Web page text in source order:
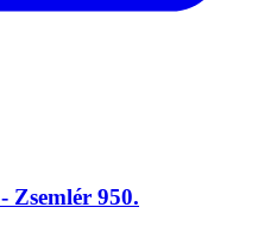
Zsemlér 950.